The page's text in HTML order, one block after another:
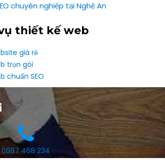
chuyên nghiệp tại Nghệ An
thiết kế web
giá rẻ
trọn gói
chuẩn SEO
0987 468 234